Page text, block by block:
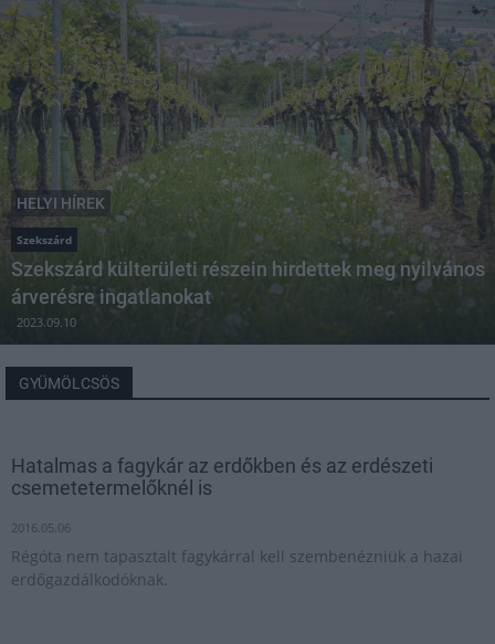
HELYI HÍREK
Szekszárd
Szekszárd külterületi részein hirdettek meg nyilvános
árverésre ingatlanokat
2023.09.10
GYÜMÖLCSÖS
Hatalmas a fagykár az erdőkben és az erdészeti
csemetetermelőknél is
2016.05.06
Régóta nem tapasztalt fagykárral kell szembenézniük a hazai
erdőgazdálkodóknak.